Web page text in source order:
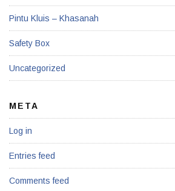
Pintu Kluis – Khasanah
Safety Box
Uncategorized
META
Log in
Entries feed
Comments feed